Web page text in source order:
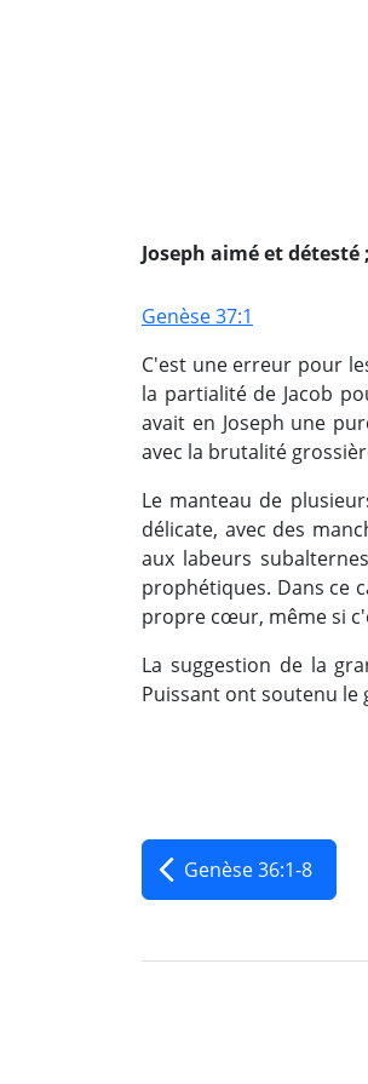
Joseph aimé et détesté
Genèse 37:1
C'est une erreur pour
la partialité de Jacob
avait en Joseph une
avec la brutalité
Le manteau de
délicate, avec des
aux labeurs
prophétiques. Dans ce
propre cœur, même si
La suggestion de la
Puissant ont soutenu le
Genèse 36:1-8